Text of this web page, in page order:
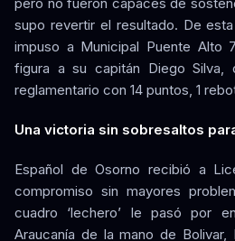
supo revertir el resultado. De
impuso a Municipal Puente Alto
figura a su capitán Diego Silva,
reglamentario con 14 puntos, 1
Una victoria sin sobresaltos
Español de Osorno recibió a
compromiso sin mayores
cuadro ‘lechero’ le pasó por
Araucanía de la mano de Bolivar,